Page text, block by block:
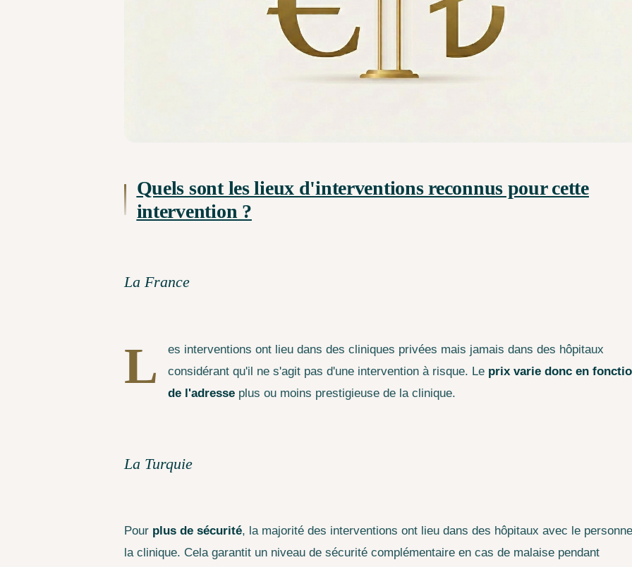
Quels sont les lieux d'interventions reconnus pour cette
intervention ?
La France
L
es interventions ont lieu dans des cliniques privées mais jamais dans des hôpitaux
considérant qu'il ne s'agit pas d'une intervention à risque. Le prix varie donc en
de l'adresse plus ou moins prestigieuse de la clinique.
La Turquie
Pour plus de sécurité, la majorité des interventions ont lieu dans des hôpitaux avec le
la clinique. Cela garantit un niveau de sécurité complémentaire en cas de malaise pendant